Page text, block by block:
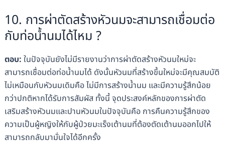
10. การผ่าตัดสร้างหัวนมจะสามารถเชื่อมต่อ
กับท่อน้ำนมได้ไหม ?
ตอบ: ในปัจจุบันยังไม่มีรายงานว่าการผ่าตัดสร้างหัวนมใหม่จะ
สามารถเชื่อมต่อท่อน้ำนมได้ ดังนั้นหัวนมที่สร้างขึ้นใหม่จะมีคุณสมบัติ
ไม่เหมือนกับหัวนมเดิมคือ ไม่มีการสร้างน้ำนม และมีความรู้สึกน้อย
กว่าปกติหากได้รับการสัมผัส ทั้งนี้ จุดประสงค์หลักของการผ่าตัด
เสริมสร้างหัวนมและปานหัวนมในปัจจุบันคือ การคืนความรู้สึกของ
ความเป็นผู้หญิงให้กับผู้ป่วยมะเร็งเต้านมที่ต้องตัดเต้านมออกไปให้
สามารถกลับมามั่นใจได้อีกครั้ง